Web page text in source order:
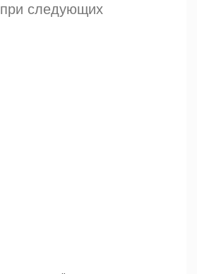
следующих